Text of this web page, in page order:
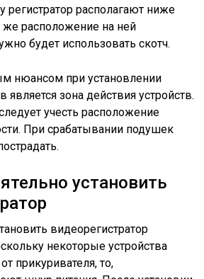
регистратор располагают ниже
же расположение на ней
будет использовать скотч.
нюансом при установлении
является зона действия устройств.
учесть расположение
При срабатывании подушек
установить
видеорегистратор
некоторые устройства
прикуривателя, то,